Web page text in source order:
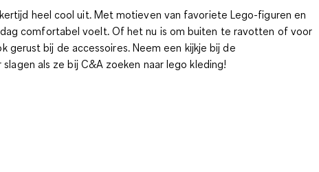
heel cool uit. Met motieven van favoriete Lego-figuren en
comfortabel voelt.Of het nu is om buiten te ravotten of voor
gerust bij de accessoires. Neem een kijkje bij de
als ze bij C&A zoeken naar lego kleding!